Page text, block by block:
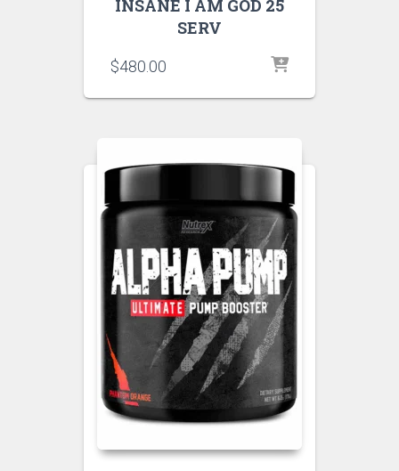
INSANE I AM GOD 25
SERV
$480.00